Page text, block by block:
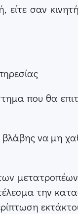
σαν
που θα
να μη
την